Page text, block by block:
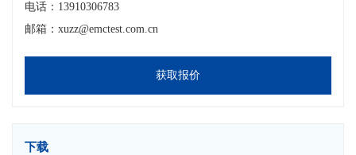
电话：13910306783
邮箱：xuzz@emctest.com.cn
获取报价
下载